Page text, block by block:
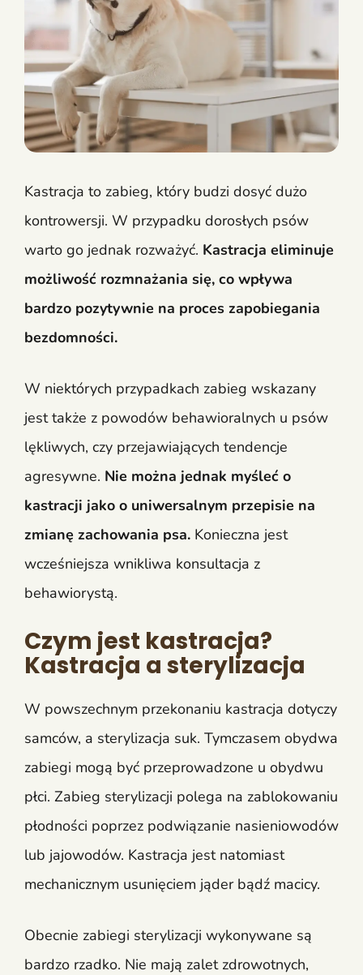
Kastracja to zabieg, który budzi dosyć dużo
kontrowersji. W przypadku dorosłych psów
warto go jednak rozważyć. Kastracja eliminuje
możliwość rozmnażania się, co wpływa
bardzo pozytywnie na proces zapobiegania
bezdomności.
W niektórych przypadkach zabieg wskazany
jest także z powodów behawioralnych u psów
lękliwych, czy przejawiających tendencje
agresywne. Nie można jednak myśleć o
kastracji jako o uniwersalnym przepisie na
zmianę zachowania psa. Konieczna jest
wcześniejsza wnikliwa konsultacja z
behawiorystą.
Czym jest kastracja?
Kastracja a sterylizacja
W powszechnym przekonaniu kastracja dotyczy
samców, a sterylizacja suk. Tymczasem obydwa
zabiegi mogą być przeprowadzone u obydwu
płci. Zabieg sterylizacji polega na zablokowaniu
płodności poprzez podwiązanie nasieniowodów
lub jajowodów. Kastracja jest natomiast
mechanicznym usunięciem jąder bądź macicy.
Obecnie zabiegi sterylizacji wykonywane są
bardzo rzadko. Nie mają zalet zdrowotnych,